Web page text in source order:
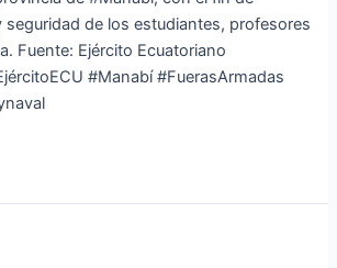
seguridad de los estudiantes, profesores
Fuente: Ejército Ecuatoriano
#Manabí #FuerasArmadas